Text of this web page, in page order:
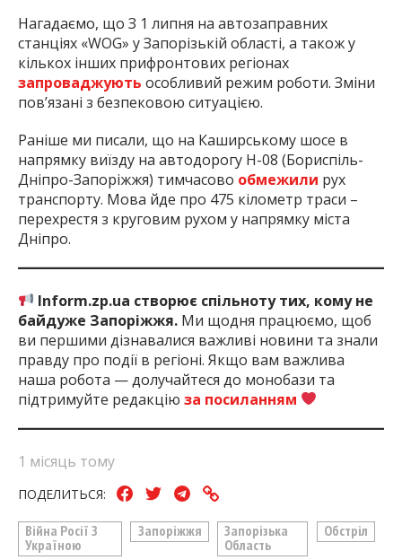
Нагадаємо, що З 1 липня на автозаправних
станціях «WOG» у Запорізькій області, а також у
кількох інших прифронтових регіонах
запроваджують особливий режим роботи. Зміни
пов’язані з безпековою ситуацією.
Раніше ми писали, що на Каширському шосе в
напрямку виїзду на автодорогу Н-08 (Бориспіль-
Дніпро-Запоріжжя) тимчасово обмежили рух
транспорту. Мова йде про 475 кілометр траси –
перехрестя з круговим рухом у напрямку міста
Дніпро.
Inform.zp.ua створює спільноту тих, кому не
байдуже Запоріжжя. Ми щодня працюємо, щоб
ви першими дізнавалися важливі новини та знали
правду про події в регіоні. Якщо вам важлива
наша робота — долучайтеся до монобази та
підтримуйте редакцію за посиланням
1 місяць тому
ПОДЕЛИТЬСЯ:
Війна Росії З
Україною
Запоріжжя
Запорізька
Область
Обстріл